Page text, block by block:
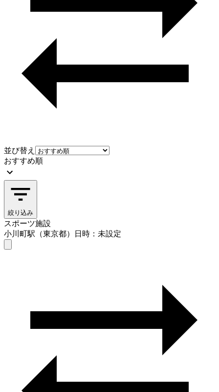
並び替え
おすすめ順
絞り込み
スポーツ施設
小川町駅（東京都）
日時：未設定